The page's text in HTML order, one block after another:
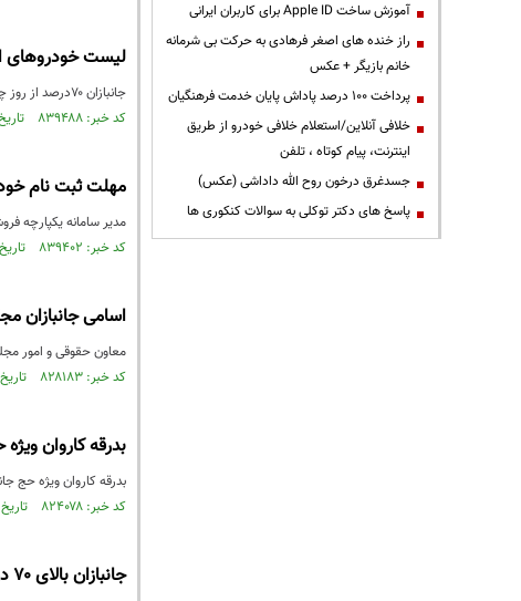
لیست خودروهای
جانبازان ۷۰درصد از روز چهارشنبه ۱۴۰۲/۱۱/۰۴ تا امروز سه‌شنبه ۱۴۰۲/۱۱/۱۰ می‌توانند نسبت به ثبت‌نام اقدام کنند.
کد خبر: ۸۳۹۴۸۸ تاریخ انتشار : ۱۴۰۲/۱۱/۱۰
مهلت ثبت نام
مدیر سامانه یکپارچه فروش خودرو گفت: ثبت
کد خبر: ۸۳۹۴۰۲ تاریخ انتشار : ۱۴۰۲/۱۱/۰۹
اسامی جانبازان
معاون حقوقی و امور
کد خبر: ۸۲۸۱۸۳ تاریخ انتشار : ۱۴۰۲/۰۵/۲۱
بدرقه کاروان ویژه حج
بدرقه کاروان ویژه حج جانبازان ۷۰ درصد شامگاه امشب با حضور رئیس
کد خبر: ۸۲۴۰۷۸ تاریخ انتشار : ۱۴۰۲/۰۳/۲۱
جانبازان بالای ۷۰ درصد می‌توانند یک دستگاه خودرو وارد کنند+ ویدئو
آموزش ساخت Apple ID برای کاربران ایرانی
راز خنده های اصغر فرهادی به حرکت بی شرمانه
خانم بازیگر + عکس
پرداخت ۱۰۰ درصد پاداش پایان خدمت فرهنگیان
خلافی آنلاین/استعلام خلافی خودرو از طریق
اینترنت، پیام کوتاه ، تلفن
جسدغرق درخون روح الله داداشی (عکس)
پاسخ های دکتر توکلی به سوالات کنکوری ها